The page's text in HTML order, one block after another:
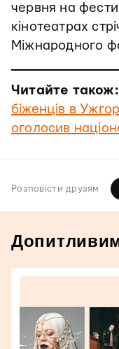
червня на
кінотеатрах
Міжнародного
Читайте також:
біженців в
оголосив
Розповiсти друзям